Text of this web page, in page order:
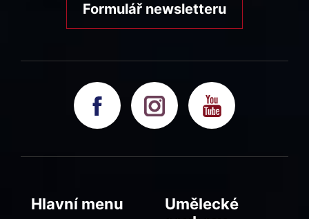
Formulář newsletteru
Hlavní menu
Umělecké